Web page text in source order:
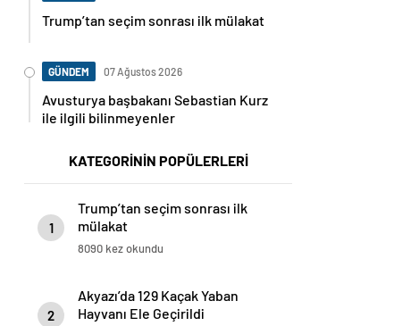
Trump’tan seçim sonrası ilk mülakat
GÜNDEM 07 Ağustos 2026
Avusturya başbakanı Sebastian Kurz
ile ilgili bilinmeyenler
KATEGORİNİN POPÜLERLERİ
1
Trump’tan seçim sonrası ilk
mülakat
8090 kez okundu
2
Akyazı’da 129 Kaçak Yaban
Hayvanı Ele Geçirildi